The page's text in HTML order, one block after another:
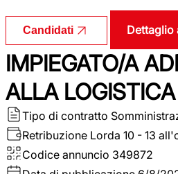
Candidati Dettaglio
IMPIEGATO/A
ALLA LOGISTICA
Tipo di contratto
Retribuzione Lorda 10 - 13
Codice annuncio 349872